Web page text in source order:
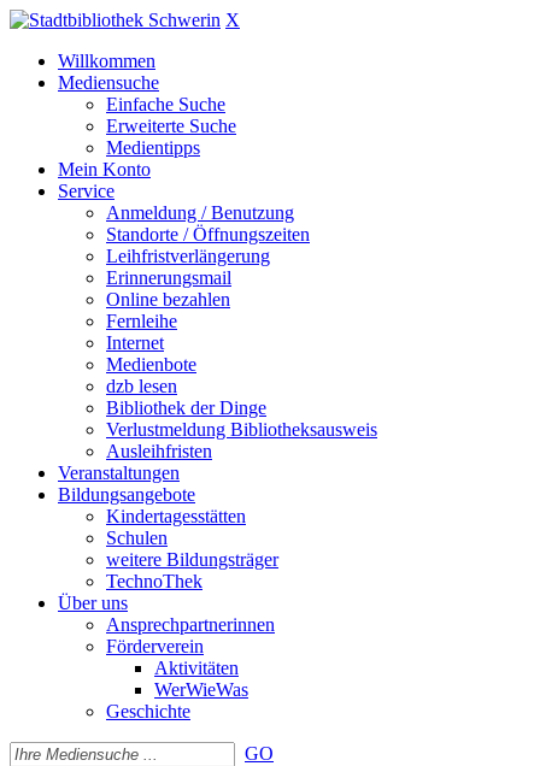
X
Willkommen
Mediensuche
Einfache Suche
Erweiterte Suche
Medientipps
Mein Konto
Service
Anmeldung / Benutzung
Standorte / Öffnungszeiten
Leihfristverlängerung
Erinnerungsmail
Online bezahlen
Fernleihe
Internet
Medienbote
dzb lesen
Bibliothek der Dinge
Verlustmeldung Bibliotheksausweis
Ausleihfristen
Veranstaltungen
Bildungsangebote
Kindertagesstätten
Schulen
weitere Bildungsträger
TechnoThek
Über uns
Ansprechpartnerinnen
Förderverein
Aktivitäten
WerWieWas
Geschichte
GO